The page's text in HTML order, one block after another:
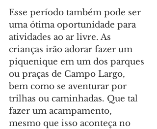
Esse período também pode ser
uma ótima oportunidade para
atividades ao ar livre. As
crianças irão adorar fazer um
piquenique em um dos parques
ou praças de Campo Largo,
bem como se aventurar por
trilhas ou caminhadas. Que tal
fazer um acampamento,
mesmo que isso aconteça no